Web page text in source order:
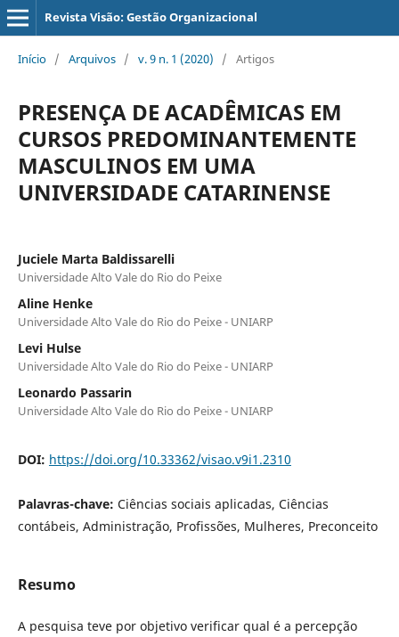
Revista Visão: Gestão Organizacional
Início / Arquivos / v. 9 n. 1 (2020) / Artigos
PRESENÇA DE ACADÊMICAS EM
CURSOS PREDOMINANTEMENTE
MASCULINOS EM UMA
UNIVERSIDADE CATARINENSE
Juciele Marta Baldissarelli
Universidade Alto Vale do Rio do Peixe
Aline Henke
Universidade Alto Vale do Rio do Peixe - UNIARP
Levi Hulse
Universidade Alto Vale do Rio do Peixe - UNIARP
Leonardo Passarin
Universidade Alto Vale do Rio do Peixe - UNIARP
DOI: https://doi.org/10.33362/visao.v9i1.2310
Palavras-chave: Ciências sociais aplicadas, Ciências
contábeis, Administração, Profissões, Mulheres, Preconceito
Resumo
A pesquisa teve por objetivo verificar qual é a percepção